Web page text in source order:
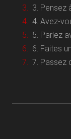
3. Pensez
5. Parlez
7. Passez